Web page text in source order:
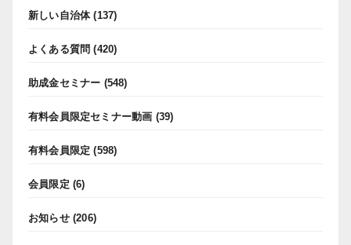
新しい自治体(137)
よくある質問 (420)
助成金セミナー (548)
有料会員限定セミナー動画 (39)
有料会員限定 (598)
会員限定 (6)
お知らせ(206)